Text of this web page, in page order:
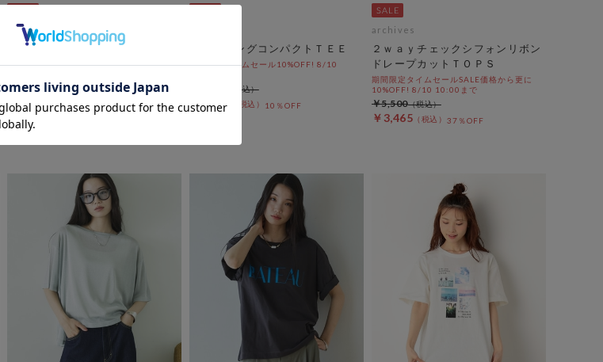
archives
ラグランバイカラーチビＴＥＥ
期間限定タイムセールSALE価格から更に
￥1,733 54％OFF
￥3,850
シャーリングコンパクトＴＥＥ
期間限定タイムセール10%OFF! 8/10
￥4,950 10％OFF
archives
２ｗａｙチェックシフォンリボン
ドレープカットＴＯＰＳ
期間限定タイムセールSALE価格から更に
10%OFF! 8/10 10:00まで
￥3,465 37％OFF
￥5,500